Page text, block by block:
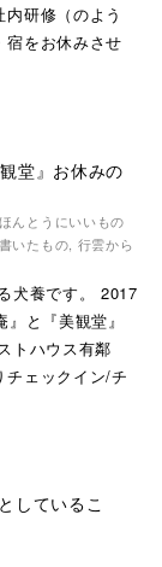
研修（のよう
宿をお休みさせ
堂』お休みの
んとうにいいもの
いたもの 行雲から
犬養です。 2017
と『美観堂』
トハウス有鄰
チェックイン/チ
しているこ